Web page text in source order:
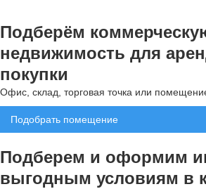
Подберём
недвижимость для
покупки
Офис, склад, торговая точка или
Подобрать помещение
Подберем и оформим
выгодным условиям в